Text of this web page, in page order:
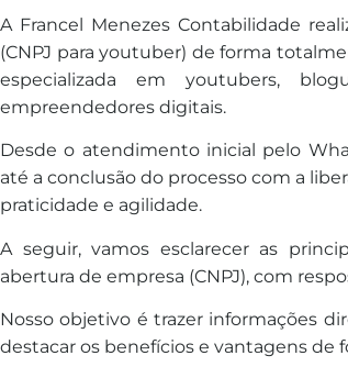
A Francel Menezes Contabilidade
(CNPJ para youtuber) de forma
especializada em youtubers,
empreendedores digitais.
Desde o atendimento inicial pelo
até a conclusão do processo com a
praticidade e agilidade.
A seguir, vamos esclarecer as
abertura de empresa (CNPJ), com
Nosso objetivo é trazer informações
destacar os benefícios e vantagens de